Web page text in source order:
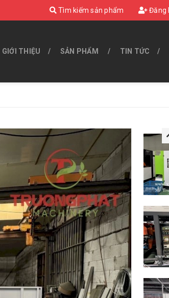
Tìm kiếm sản phẩm Đăng
GIỚI THIỆU SẢN PHẨM TIN TỨC